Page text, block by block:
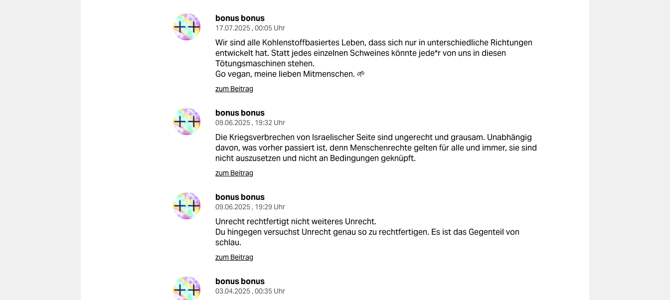
bonus bonus
17.07.2025 , 00:05 Uhr
Wir sind alle Kohlenstoffbasiertes Leben, dass sich nur in unterschiedliche Richtungen
entwickelt hat. Statt jedes einzelnen Schweines könnte jede*r von uns in diesen
Tötungsmaschinen stehen.
Go vegan, meine lieben Mitmenschen. 🌱
zum Beitrag
bonus bonus
09.06.2025 , 19:32 Uhr
Die Kriegsverbrechen von Israelischer Seite sind ungerecht und grausam. Unabhängig
davon, was vorher passiert ist, denn Menschenrechte gelten für alle und immer, sie sind
nicht auszusetzen und nicht an Bedingungen geknüpft.
zum Beitrag
bonus bonus
09.06.2025 , 19:29 Uhr
Unrecht rechtfertigt nicht weiteres Unrecht.
Du hingegen versuchst Unrecht genau so zu rechtfertigen. Es ist das Gegenteil von
schlau.
zum Beitrag
bonus bonus
03.04.2025 , 00:35 Uhr